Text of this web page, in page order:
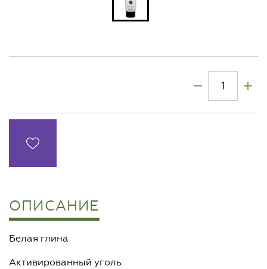
ОПИСАНИЕ
Белая глина
Активированный уголь